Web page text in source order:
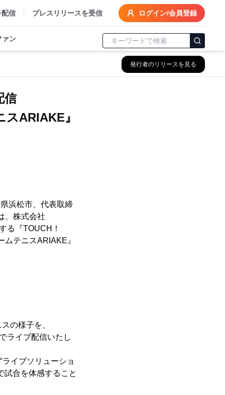
配信 プレスリリースを受信 ログイン/会員登録
ァン
発行者のリリースを見る
信
ARIAKE』
浜松市、代表取締
、株式会社
る『TOUCH！
テニスARIAKE』
の様子を、
ライブ配信いたし
イブソリューショ
試合を体感すること